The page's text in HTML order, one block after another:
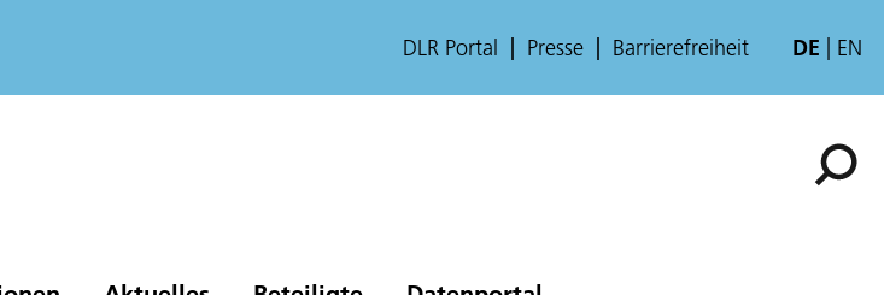
DLR Portal Presse Barrierefreiheit DE EN